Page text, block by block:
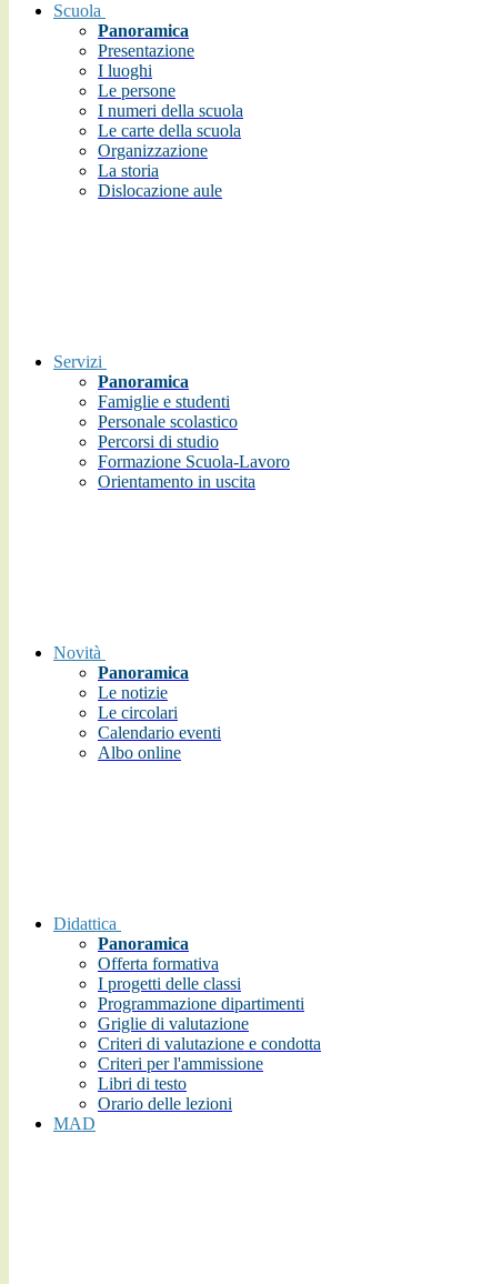
Scuola
Panoramica
Presentazione
I luoghi
Le persone
I numeri della scuola
Le carte della scuola
Organizzazione
La storia
Dislocazione aule
Servizi
Panoramica
Famiglie e studenti
Personale scolastico
Percorsi di studio
Formazione Scuola-Lavoro
Orientamento in uscita
Novità
Panoramica
Le notizie
Le circolari
Calendario eventi
Albo online
Didattica
Panoramica
Offerta formativa
I progetti delle classi
Programmazione dipartimenti
Griglie di valutazione
Criteri di valutazione e condotta
Criteri per l'ammissione
Libri di testo
Orario delle lezioni
MAD